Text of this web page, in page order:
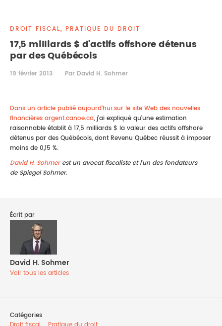
PROPRIÉTÉ INTELLECTUELLE
DROIT DE LA FAMILLE
DROIT FISCAL, PRATIQUE DU DROIT
17,5 milliards $ d'actifs offshore détenus
par des Québécois
19 février 2013 Par David H. Sohmer
Dans un article publié aujourd'hui sur le site Web des nouvelles
financières argent.canoe.ca, j'ai expliqué qu'une estimation
raisonnable établit à 17,5 milliards $ la valeur des actifs offshore
détenus par des Québécois, dont Revenu Québec réussit à imposer
moins de 0,15 %.
David H. Sohmerest un avocat fiscaliste et l’un des fondateurs
de Spiegel Sohmer.
Écrit par
David H. Sohmer
Voir tous les articles
Catégories